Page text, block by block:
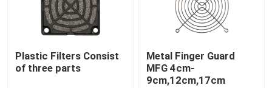
Plastic Filters Consist
of three parts
Metal Finger Guard
MFG 4cm-
9cm,12cm,17cm